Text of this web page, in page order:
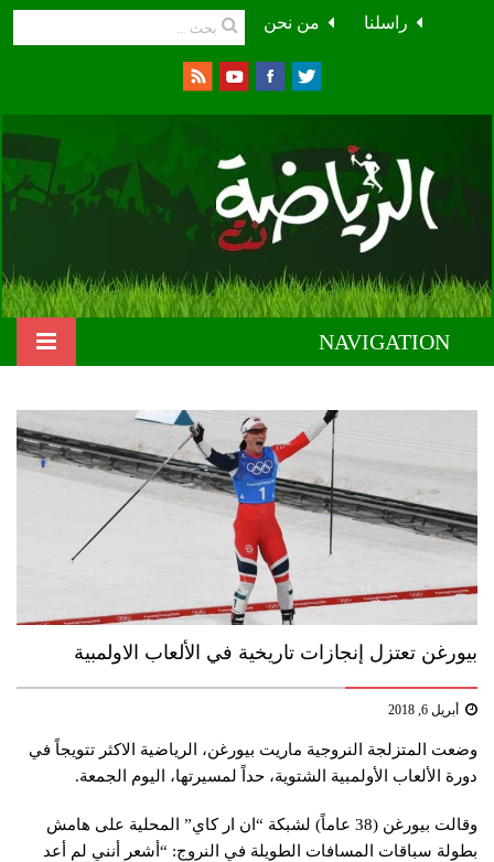
من نحن راسلنا
NAVIGATION
بيورغن تعتزل إنجازات تاريخية في الألعاب الاولمبية
أبريل 6, 2018
وضعت المتزلجة النروجية ماريت بيورغن، الرياضية الاكثر تتويجاً في
دورة الألعاب الأولمبية الشتوية، حداً لمسيرتها، اليوم الجمعة.
وقالت بيورغن (38 عاماً) لشبكة “ان ار كاي” المحلية على هامش
بطولة سباقات المسافات الطويلة في النروج: “أشعر أنني لم أعد